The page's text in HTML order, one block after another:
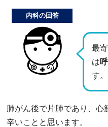
最
は
す。
内科の回答
肺がん後で片肺であり、心
辛いことと思います。